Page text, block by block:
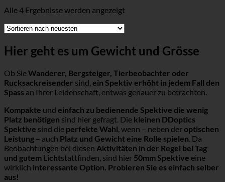
Alle 4 Ergebnisse werden angezeigt
Hier geht es um Gewicht und Grösse
Ob SieWanderer, Bergsteiger, Tierbeobachter oder
Rucksackreisender sind, ein Spektiv erhöht in jedem Fall den
Spass an Ihrer Leidenschaft, entwas genauer zu betrachten.
Kompakte und einfach zu bedienende Spektive die wenig
Platz benötigen sind hier gefragt. Die kleinen DDoptics
Spektive sind die perfekte Wahl, wenn – neben deroptischen
Leistung – auch Platz und Gewicht eine Rolle spielen. Da
Beobachtungen bei diesen Aktivitäten in der Regel bei Tag
und gutem Lichtstattfinden, sind hier 50mm Spektive eine
wirklich interessante Option. Probieren Sie es einfach selber
aus!